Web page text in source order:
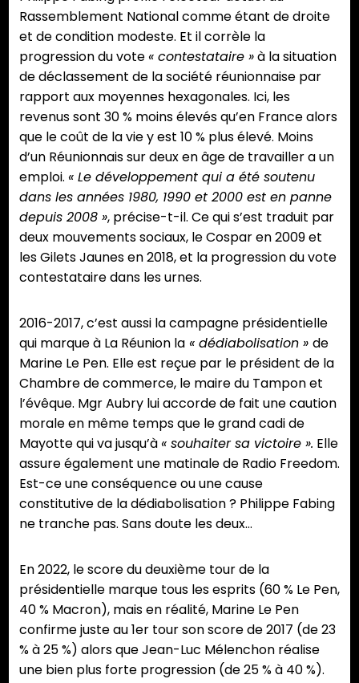
Rassemblement National comme étant de droite
et de condition modeste. Et il corrèle la
progression du vote« contestataire »à la situation
de déclassement de la société réunionnaise par
rapport aux moyennes hexagonales. Ici, les
revenus sont 30 % moins élevés qu’en France alors
que le coût de la vie y est 10 % plus élevé. Moins
d’un Réunionnais sur deux en âge de travailler a un
emploi. « Le développement qui a été soutenu
dans les années 1980, 1990 et 2000 est en panne
depuis 2008 », précise-t-il. Ce qui s’est traduit par
deux mouvements sociaux, le Cospar en 2009 et
les Gilets Jaunes en 2018, et la progression du vote
contestataire dans les urnes.
2016-2017, c’est aussi la campagne présidentielle
qui marque à La Réunion la « dédiabolisation » de
Marine Le Pen. Elle est reçue par le président de la
Chambre de commerce, le maire du Tampon et
l’évêque. Mgr Aubry lui accorde de fait une caution
morale en même temps que le grand cadi de
Mayotte qui va jusqu’à« souhaiter sa victoire ». Elle
assure également une matinale de Radio Freedom.
Est-ce une conséquence ou une cause
constitutive de la dédiabolisation ? Philippe Fabing
ne tranche pas. Sans doute les deux…
En 2022, le score du deuxième tour de la
présidentielle marque tous les esprits (60 % Le Pen,
40 % Macron), mais en réalité, Marine Le Pen
confirme juste au 1er tour son score de 2017 (de 23
% à 25 %) alors que Jean-Luc Mélenchon réalise
une bien plus forte progression (de 25 % à 40 %).